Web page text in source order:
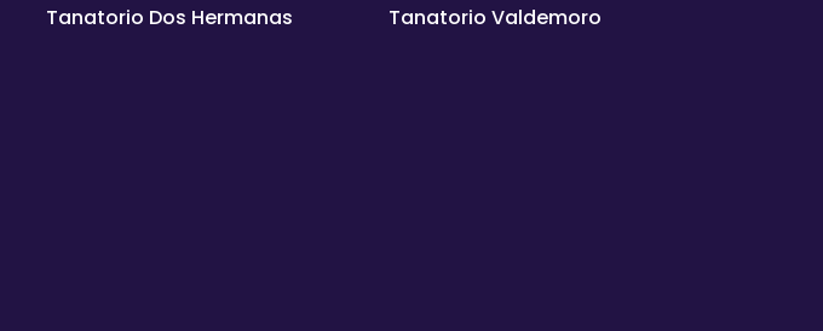
Tanatorio Dos Hermanas
Tanatorio Valdemoro